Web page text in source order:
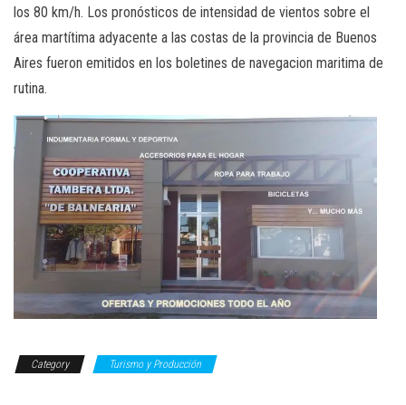
los 80 km/h. Los pronósticos de intensidad de vientos sobre el
área martítima adyacente a las costas de la provincia de Buenos
Aires fueron emitidos en los boletines de navegacion maritima de
rutina.
Category Turismo y Producción